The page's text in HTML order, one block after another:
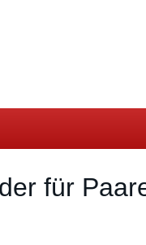
für